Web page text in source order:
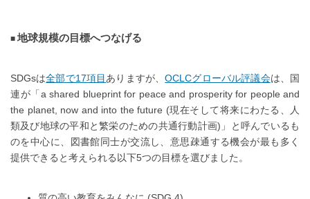
地球規模の目標へつなげる
SDGsは全部で17項目ありますが、OCLCグローバル評議会は、国
連が「a shared blueprint for peace and prosperity for people and
the planet, now and into the future (現在そして将来にわたる、人
類及び地球の平和と繁栄のための共通行動計画)」と呼んでいるも
のを中心に、図書館同士が交流し、意思疎通する機会が最も多く
提供できると考えられる以下5つの目標を選びました。